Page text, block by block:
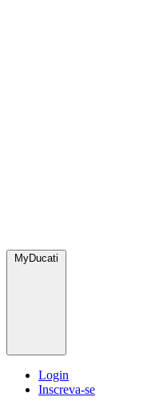
MyDucati
Login
Inscreva-se